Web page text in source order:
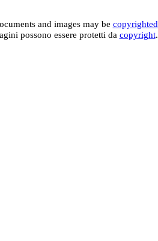
and images may be copyrighted
possono essere protetti da copyright.